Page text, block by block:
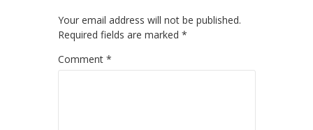
Your email address will not be published.
Required fields are marked *
Comment *